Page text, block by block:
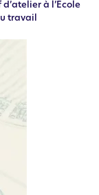
à l’École
travail